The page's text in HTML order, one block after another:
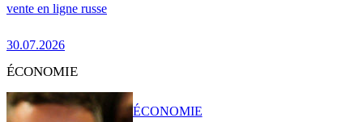
vente en ligne russe
30.07.2026
ÉCONOMIE
ÉCONOMIE